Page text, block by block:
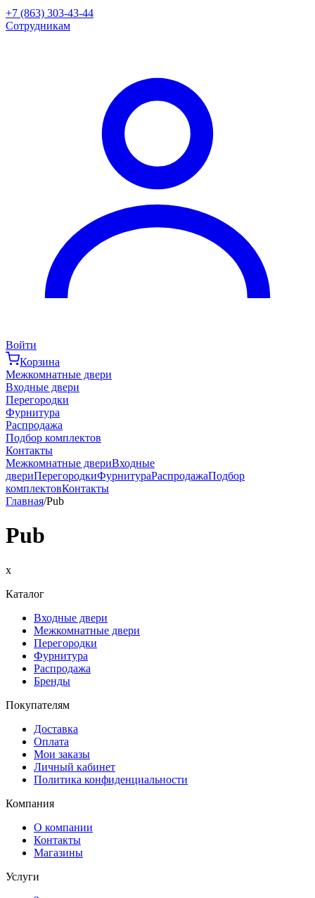
+7 (863) 303-43-44
Сотрудникам
Войти
Корзина
Межкомнатные двери
Входные двери
Перегородки
Фурнитура
Распродажа
Подбор комплектов
Контакты
Межкомнатные двериВходные
двериПерегородкиФурнитураРаспродажаПодбор
комплектовКонтакты
Главная/Pub
Pub
x
Каталог
Входные двери
Межкомнатные двери
Перегородки
Фурнитура
Распродажа
Бренды
Покупателям
Доставка
Оплата
Мои заказы
Личный кабинет
Политика конфиденциальности
Компания
О компании
Контакты
Магазины
Услуги